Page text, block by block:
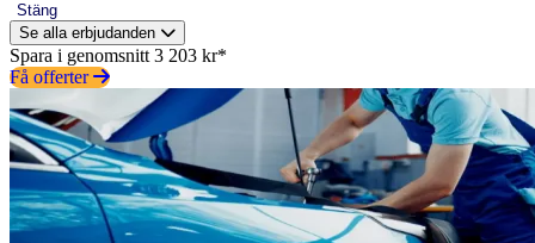
Stäng
Se alla erbjudanden
Spara i genomsnitt 3 203 kr*
Få offerter